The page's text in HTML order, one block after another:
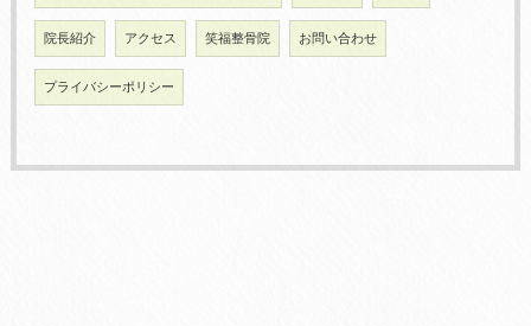
院長紹介 アクセス 笑福整骨院 お問い合わせ
プライバシーポリシー